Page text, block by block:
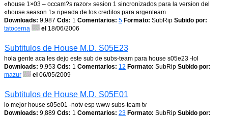
«house 1×03 – occam?s razor» sesion 1 sincronizados para la version del
«house season 1» ripeada de los creditos para argenteam
Downloads: 9,987 Cds: 1 Comentarios: 5 Formato: SubRip Subido por:
tatocerna
el 18/06/2006
Subtitulos de House M.D. S05E23
hola gente aca les dejo este sub de subs-team para house s05e23 -lol
Downloads: 9,953 Cds: 1 Comentarios: 12 Formato: SubRip Subido por:
mazur
el 06/05/2009
Subtitulos de House M.D. S05E01
lo mejor house s05e01 -notv esp www subs-team tv
Downloads: 9,889 Cds: 1 Comentarios: 23 Formato: SubRip Subido por: